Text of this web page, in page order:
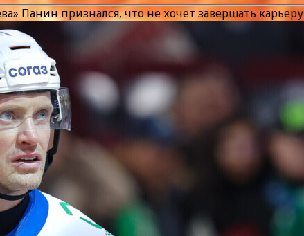
Панин признался, что не хочет завершать карьеру